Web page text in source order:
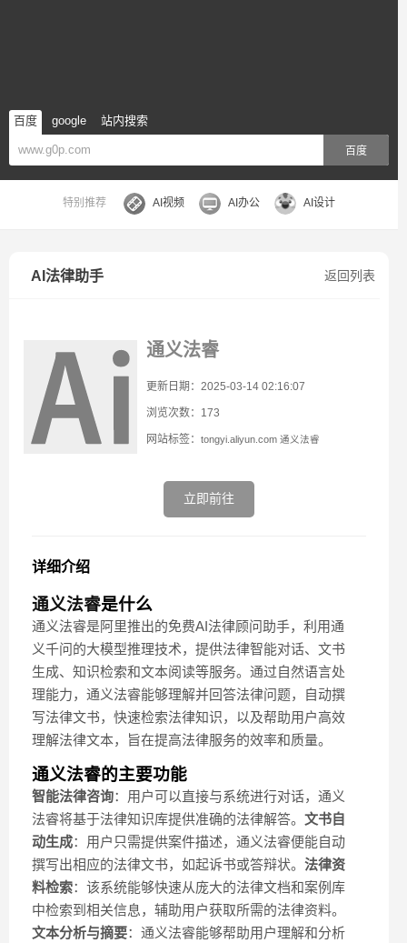
百度 google 站内搜索
百度
特别推荐 AI视频 AI办公 AI设计
返回列表
AI法律助手
通义法睿
更新日期：2025-03-14 02:16:07
浏览次数：173
网站标签：tongyi.aliyun.com 通义法睿
立即前往
详细介绍
通义法睿是什么
通义法睿是阿里推出的免费AI法律顾问助手，利用通
义千问的大模型推理技术，提供法律智能对话、文书
生成、知识检索和文本阅读等服务。通过自然语言处
理能力，通义法睿能够理解并回答法律问题，自动撰
写法律文书，快速检索法律知识，以及帮助用户高效
理解法律文本，旨在提高法律服务的效率和质量。
通义法睿的主要功能
智能法律咨询：用户可以直接与系统进行对话，通义
法睿将基于法律知识库提供准确的法律解答。 文书自
动生成：用户只需提供案件描述，通义法睿便能自动
撰写出相应的法律文书，如起诉书或答辩状。 法律资
料检索：该系统能够快速从庞大的法律文档和案例库
中检索到相关信息，辅助用户获取所需的法律资料。
文本分析与摘要：通义法睿能够帮助用户理解和分析